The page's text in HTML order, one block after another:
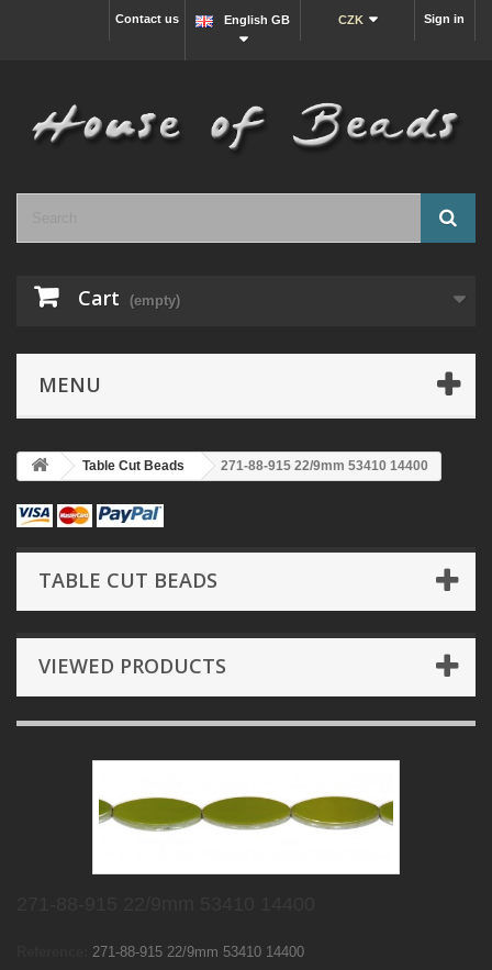
Sign in
CZK
English GB
Contact us
Cart (empty)
MENU
Table Cut Beads 271-88-915 22/9mm 53410 14400
TABLE CUT BEADS
VIEWED PRODUCTS
271-88-915 22/9mm 53410 14400